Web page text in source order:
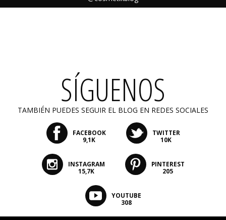
SÍGUENOS
TAMBIÉN PUEDES SEGUIR EL BLOG EN REDES SOCIALES
FACEBOOK
9,1K
TWITTER
10K
INSTAGRAM
15,7K
PINTEREST
205
YOUTUBE
308